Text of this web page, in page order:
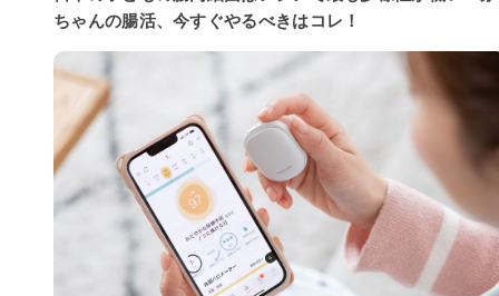
ちゃんの腸活、今すぐやるべきはコレ！